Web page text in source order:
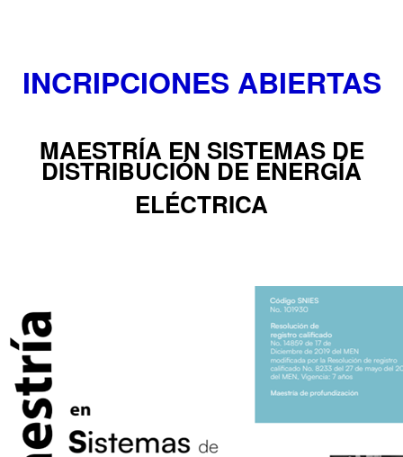
INCRIPCIONES ABIERTAS
MAESTRÍA EN SISTEMAS DE
DISTRIBUCIÓN DE ENERGÍA
ELÉCTRICA